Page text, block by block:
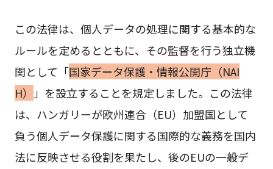
この法律は、個人データの処理に関する基本的な
ルールを定めるとともに、その監督を行う独立機
関として「国家データ保護・情報公開庁（NAI
H）
」を設立することを規定しました。この法律
は、ハンガリーが欧州連合（EU）加盟国として
負う個人データ保護に関する国際的な義務を国内
法に反映させる役割を果たし、後のEUの一般デ